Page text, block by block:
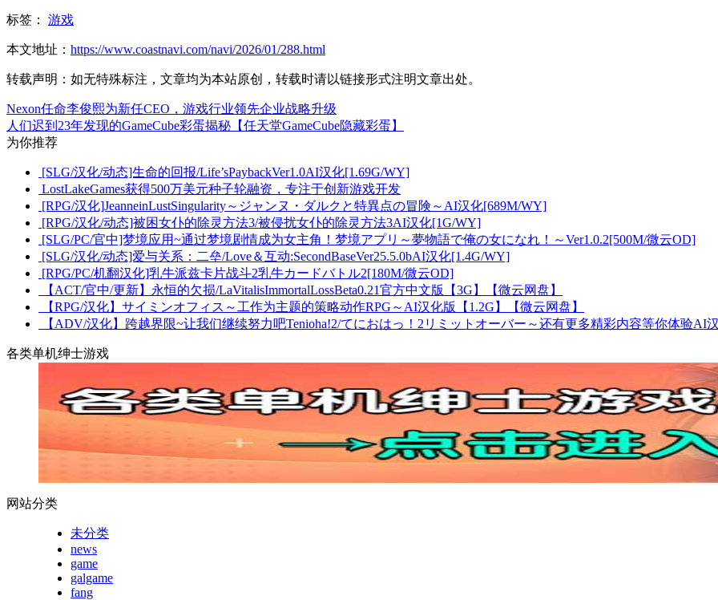
标签： 游戏
本文地址： https://www.coastnavi.com/navi/2026/01/288.html
转载声明： 如无特殊标注，文章均为本站原创，转载时请以链接形式注明文章出处。
Nexon任命李俊熙为新任CEO，游戏行业领先企业战略升级
人们迟到23年发现的GameCube彩蛋揭秘【任天堂GameCube隐藏彩蛋】
为你推荐
[SLG/汉化/动态]生命的回报/Life’sPaybackVer1.0AI汉化[1.69G/WY]
LostLakeGames获得500万美元种子轮融资，专注于创新游戏开发
[RPG/汉化]JeanneinLustSingularity～ジャンヌ・ダルクと特異点の冒険～AI汉化[689M/WY]
[RPG/汉化/动态]被困女仆的除灵方法3/被侵扰女仆的除灵方法3AI汉化[1G/WY]
[SLG/PC/官中]梦境应用~通过梦境剧情成为女主角！梦境アプリ～夢物語で俺の女になれ！～Ver1.0.2[500M/微云OD]
[SLG/汉化/动态]爱与关系：二垒/Love＆互动:SecondBaseVer25.5.0bAI汉化[1.4G/WY]
[RPG/PC/机翻汉化]乳牛派兹卡片战斗2乳牛カードバトル2[180M/微云OD]
【ACT/官中/更新】永恒的欠损/LaVitalisImmortalLossBeta0.21官方中文版【3G】【微云网盘】
【RPG/汉化】サイミンオフィス～工作为主题的策略动作RPG～AI汉化版【1.2G】【微云网盘】
【ADV/汉化】跨越界限~让我们继续努力吧Tenioha!2/てにおはっ！2リミットオーバー～还有更多精彩内容等你体验AI
各类单机绅士游戏
网站分类
未分类
news
game
galgame
fang